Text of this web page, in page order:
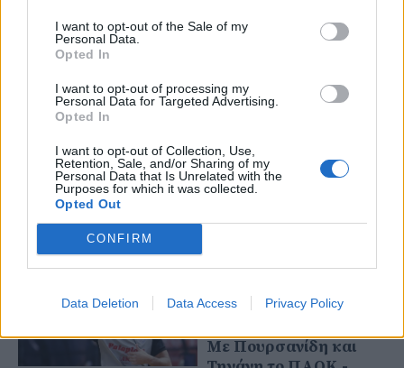
I want to opt-out of the Sale of my
Personal Data.
Opted In
I want to opt-out of processing my
Personal Data for Targeted Advertising.
Opted In
I want to opt-out of Collection, Use,
Retention, Sale, and/or Sharing of my
Personal Data that Is Unrelated with the
Purposes for which it was collected.
Opted Out
CONFIRM
Data Deletion Data Access Privacy Policy
Παναθηναϊκός: Με
Ολυμπιακός: Ζητά μία
αγωνιστική στον
Παναθηναϊκό και 5
Ανακοινώθηκαν 1,5
Με Πουρσανίδη και